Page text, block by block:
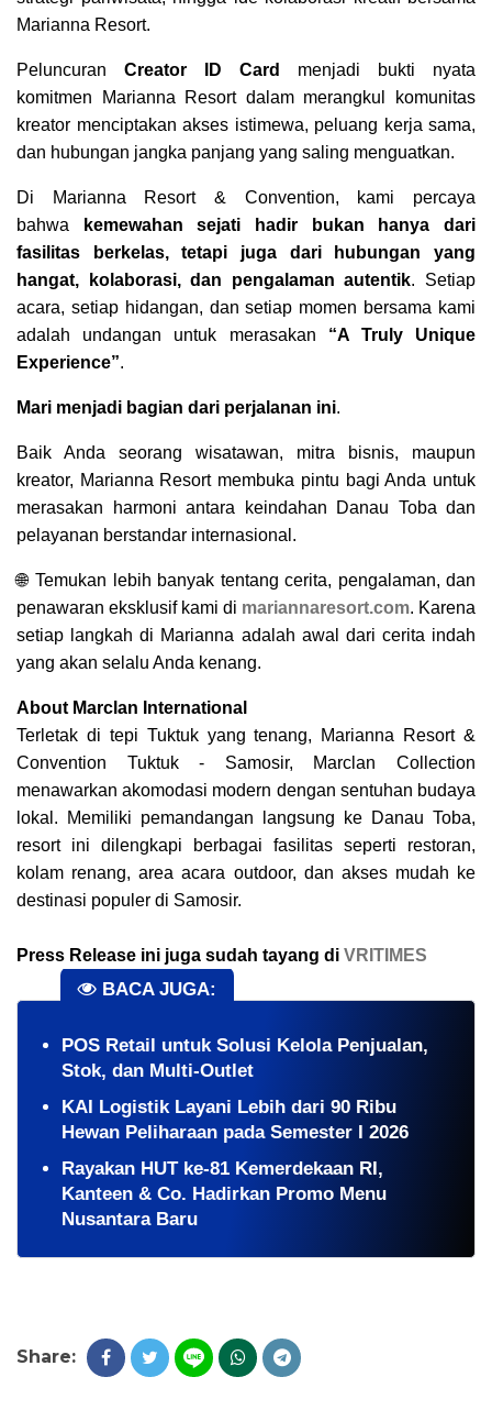
Marianna Resort.
Peluncuran Creator ID Card
menjadi bukti nyata
komitmen Marianna Resort dalam merangkul komunitas
kreator menciptakan akses istimewa, peluang kerja sama,
dan hubungan jangka panjang yang saling menguatkan.
Di Marianna Resort & Convention, kami percaya
bahwa
kemewahan sejati hadir bukan hanya dari
fasilitas berkelas, tetapi juga dari hubungan yang
hangat, kolaborasi, dan pengalaman autentik. Setiap
acara, setiap hidangan, dan setiap momen bersama kami
adalah undangan untuk merasakan “A Truly Unique
Experience”.
Mari menjadi bagian dari perjalanan ini.
Baik Anda seorang wisatawan, mitra bisnis, maupun
kreator, Marianna Resort membuka pintu bagi Anda untuk
merasakan harmoni antara keindahan Danau Toba dan
pelayanan berstandar internasional.
🌐 Temukan lebih banyak tentang cerita, pengalaman, dan
penawaran eksklusif kami di mariannaresort.com. Karena
setiap langkah di Marianna adalah awal dari cerita indah
yang akan selalu Anda kenang.
About Marclan International
Terletak di tepi Tuktuk yang tenang, Marianna Resort &
Convention Tuktuk - Samosir, Marclan Collection
menawarkan akomodasi modern dengan sentuhan budaya
lokal. Memiliki pemandangan langsung ke Danau Toba,
resort ini dilengkapi berbagai fasilitas seperti restoran,
kolam renang, area acara outdoor, dan akses mudah ke
destinasi populer di Samosir.
Press Release ini juga sudah tayang di VRITIMES
BACA JUGA:
POS Retail untuk Solusi Kelola Penjualan,
Stok, dan Multi-Outlet
KAI Logistik Layani Lebih dari 90 Ribu
Hewan Peliharaan pada Semester I 2026
Rayakan HUT ke-81 Kemerdekaan RI,
Kanteen & Co. Hadirkan Promo Menu
Nusantara Baru
Share: